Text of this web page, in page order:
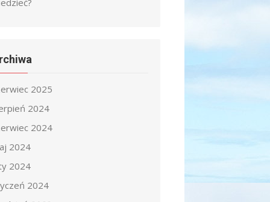
2025
2024
2024
2024
2024
2024